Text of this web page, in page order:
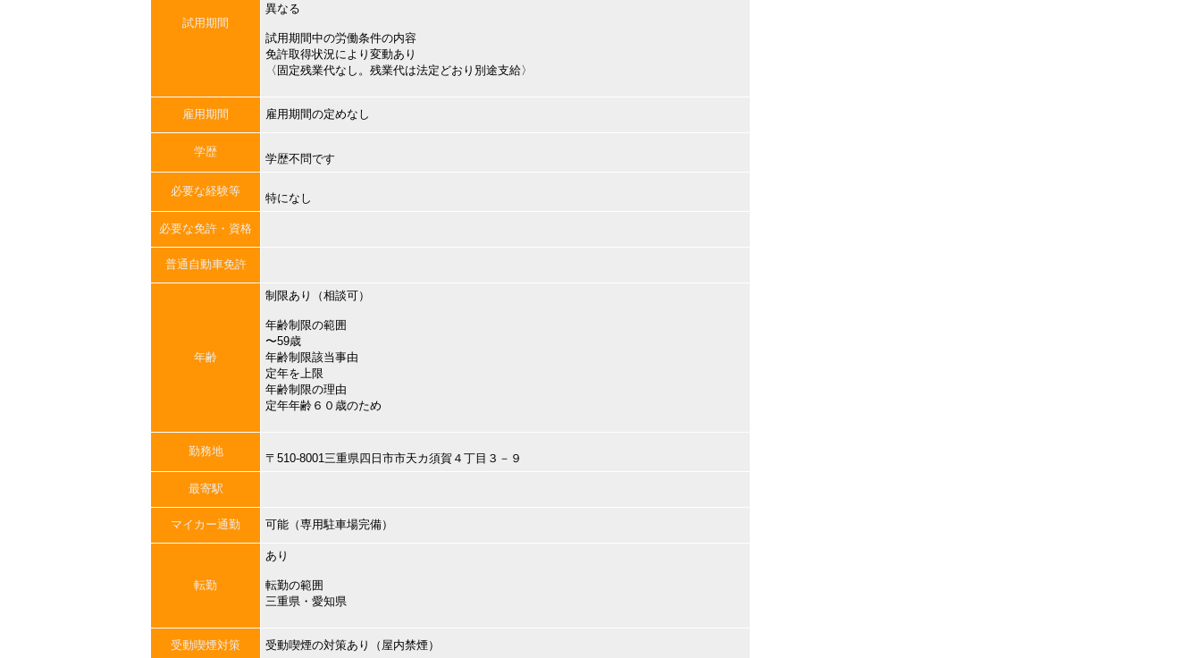
試用期間
異なる
試用期間中の労働条件の内容
免許取得状況により変動あり
〈固定残業代なし。残業代は法定どおり別途支給〉
雇用期間 雇用期間の定めなし
学歴
学歴不問です
必要な経験等
特になし
必要な免許・資格
普通自動車免許
年齢
制限あり（相談可）
年齢制限の範囲
〜59歳
年齢制限該当事由
定年を上限
年齢制限の理由
定年年齢６０歳のため
勤務地
〒510-8001三重県四日市市天カ須賀４丁目３－９
最寄駅
マイカー通勤 可能（専用駐車場完備）
転勤
あり
転勤の範囲
三重県・愛知県
受動喫煙対策 受動喫煙の対策あり（屋内禁煙）